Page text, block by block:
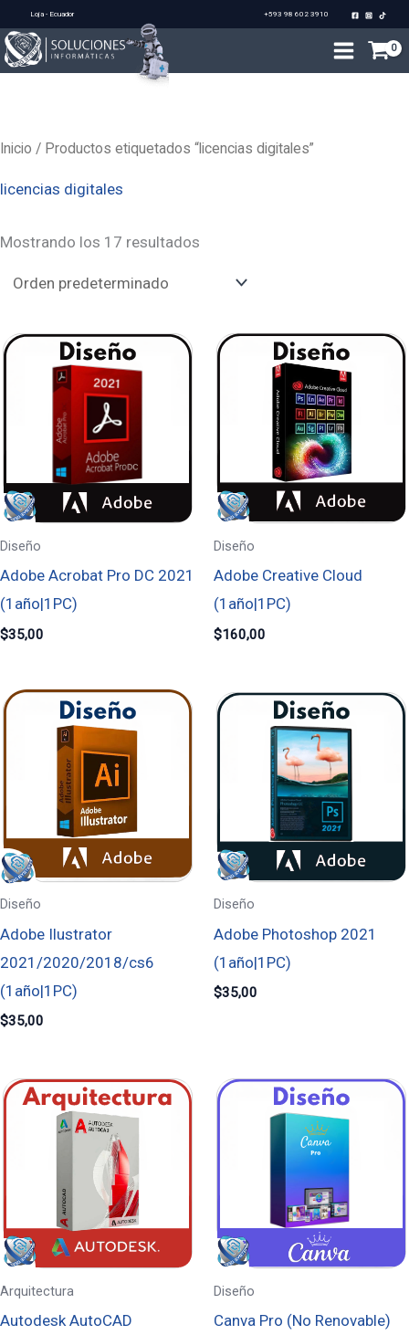
al
contenido
Loja - Ecuador +593 98 602 3910
Inicio / Productos etiquetados “licencias digitales”
licencias digitales
Mostrando los 17 resultados
Diseño
Adobe Acrobat Pro DC 2021
(1año|1PC)
$35,00
Diseño
Adobe Creative Cloud
(1año|1PC)
$160,00
Diseño
Adobe Ilustrator
2021/2020/2018/cs6
(1año|1PC)
$35,00
Diseño
Adobe Photoshop 2021
(1año|1PC)
$35,00
Arquitectura
Autodesk AutoCAD
Rango
de
precios:
desde
$35,00
hasta
$85,00
Diseño
Canva Pro (No Renovable)
Rango
de
precios:
desde
$5,80
$17,20